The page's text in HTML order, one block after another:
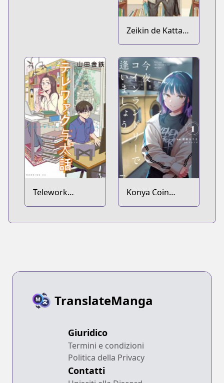
Zeikin de Katta
Hon
Telework
Yotabanashi
Konya Coin
Laundry de
TranslateManga
Giuridico
Termini e condizioni
Politica della Privacy
Contatti